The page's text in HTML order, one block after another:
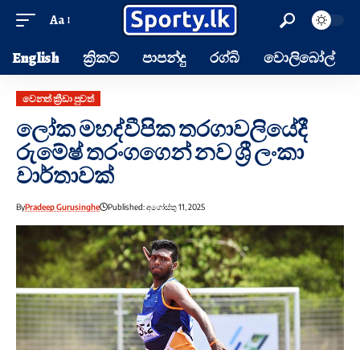
Aa
English ක්‍රිකට් පාපන්දු රග්බි වොලිබෝල්
වෙනත් ක්‍රීඩා පුවත්
ලෝක මහද්වීපික තරගාවලියේදී
රුමේෂ් තරංගගෙන් නව ශ්‍රී ලංකා
වාර්තාවක්
ByPradeep Gurusinghe Published: අගෝස්තු 11, 2025